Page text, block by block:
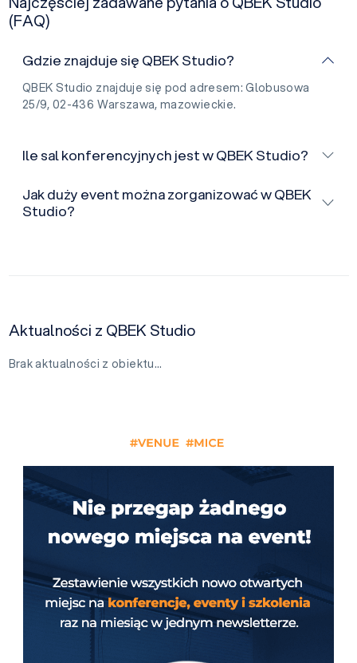
(FAQ)
Gdzie znajduje się QBEK Studio?
QBEK Studio znajduje się pod adresem: Globusowa
25/9, 02-436 Warszawa, mazowieckie.
Ile sal konferencyjnych jest w QBEK Studio?
Jak duży event można zorganizować w QBEK
Studio?
Aktualności z QBEK Studio
Brak aktualności z obiektu…